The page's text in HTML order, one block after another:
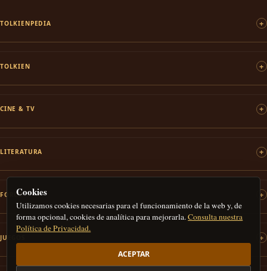
TOLKIENPEDIA
TOLKIEN
CINE & TV
LITERATURA
FOROS
JUEGOS
Cookies
Utilizamos cookies necesarias para el funcionamiento de la web y, de
forma opcional, cookies de analítica para mejorarla.Consulta nuestra
Política de Privacidad.
ACEPTAR